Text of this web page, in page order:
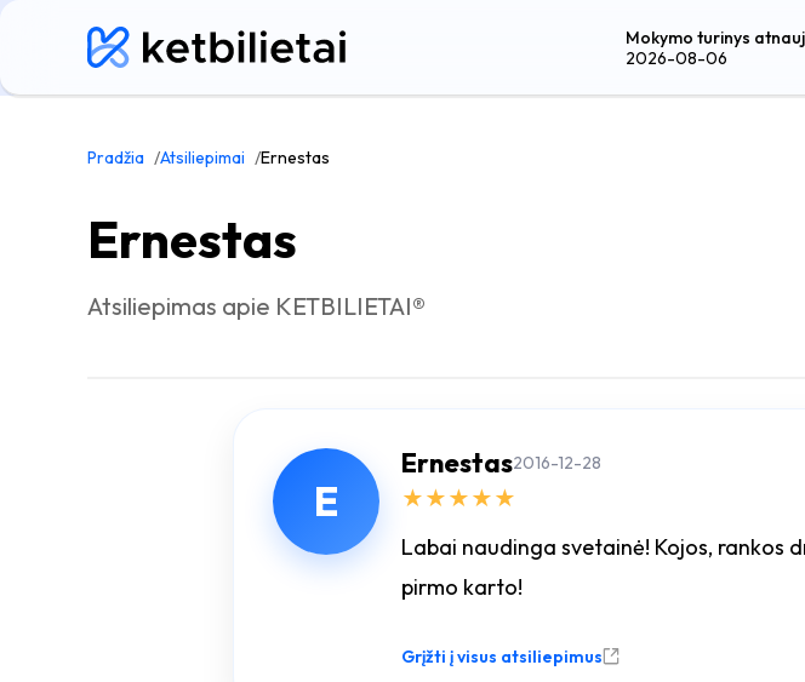
Mokymo turinys
2026-08-06
Pradžia Atsiliepimai Ernestas
Ernestas
Atsiliepimas apie KETBILIETAI®
E
Ernestas2016-12-28
★★★★★
Labai naudinga svetainė! Kojos, rankos
pirmo karto!
Grįžti į visus atsiliepimus